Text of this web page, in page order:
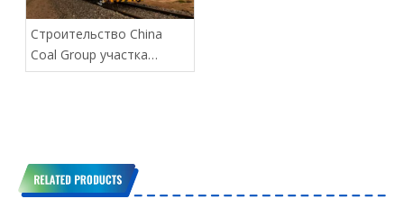
Строительство China
Coal Group участка
монгольской железной